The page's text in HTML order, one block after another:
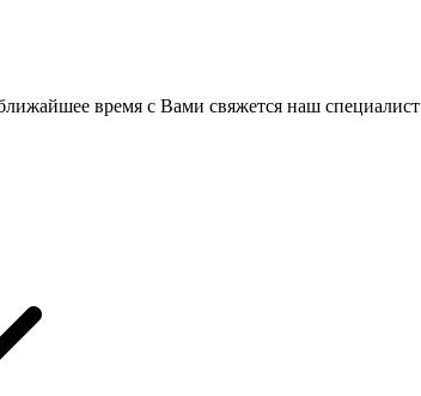
время с Вами свяжется наш специалист